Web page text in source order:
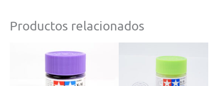
Productos relacionados